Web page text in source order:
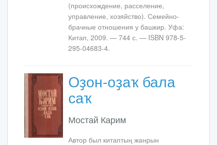
(происхождение, расселение,
управление, хозяйство). Семейно-
брачные отношения у башкир. Уфа:
Китап, 2009. — 744 с. — ISBN 978-5-
295-04683-4.
Оҙон-оҙаҡ бала
саҡ
Мостай Карим
Автор был китаптың жанрын